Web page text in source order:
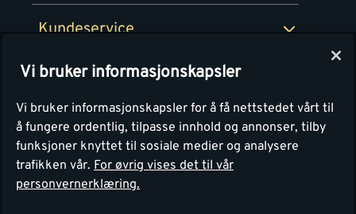
Kundeservice
Montér
Vi bruker informasjonskapsler
Vi bruker informasjonskapsler for å få nettstedet vårt til
å fungere ordentlig, tilpasse innhold og annonser, tilby
funksjoner knyttet til sosiale medier og analysere
trafikken vår. For øvrig vises det til vår
personvernerklæring.